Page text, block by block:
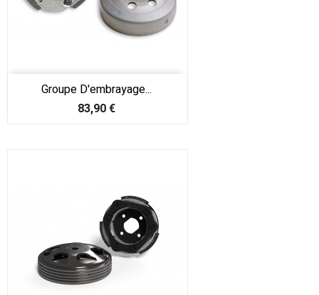
Groupe D'embrayage...
Prix
83,90 €